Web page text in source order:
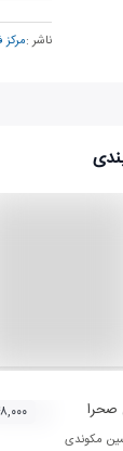
ناشر :مرکز
صحرا
مکوندی